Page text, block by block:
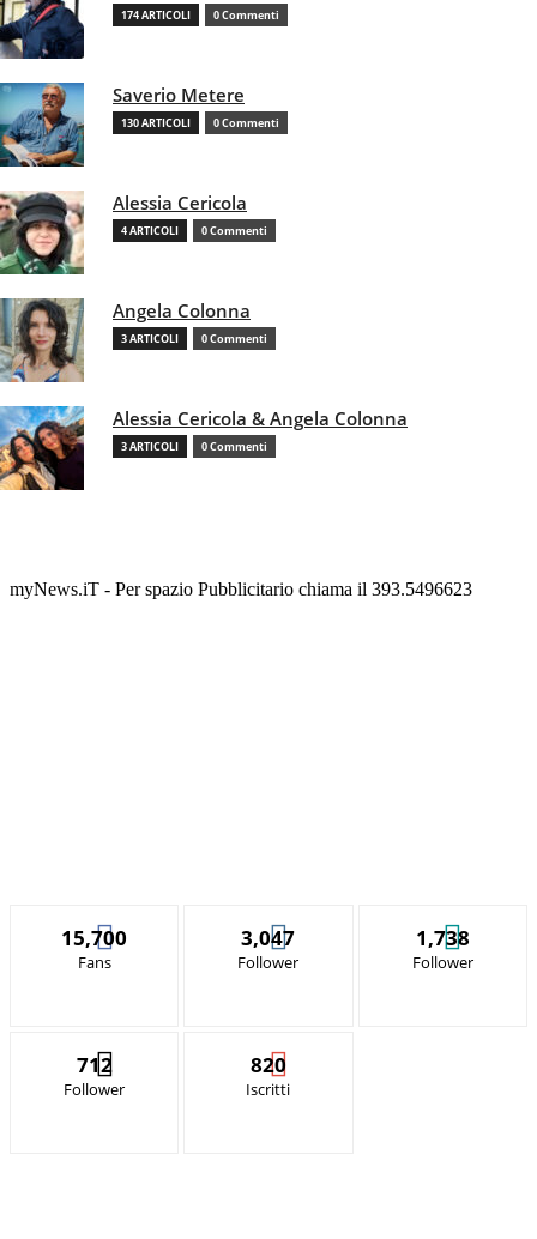
174 ARTICOLI 0 Commenti
Saverio Metere
130 ARTICOLI 0 Commenti
Alessia Cericola
4 ARTICOLI 0 Commenti
Angela Colonna
3 ARTICOLI 0 Commenti
Alessia Cericola & Angela Colonna
3 ARTICOLI 0 Commenti
myNews.iT - Per spazio Pubblicitario chiama il 393.5496623
15,700
Fans
3,047
Follower
1,738
Follower
712
Follower
820
Iscritti